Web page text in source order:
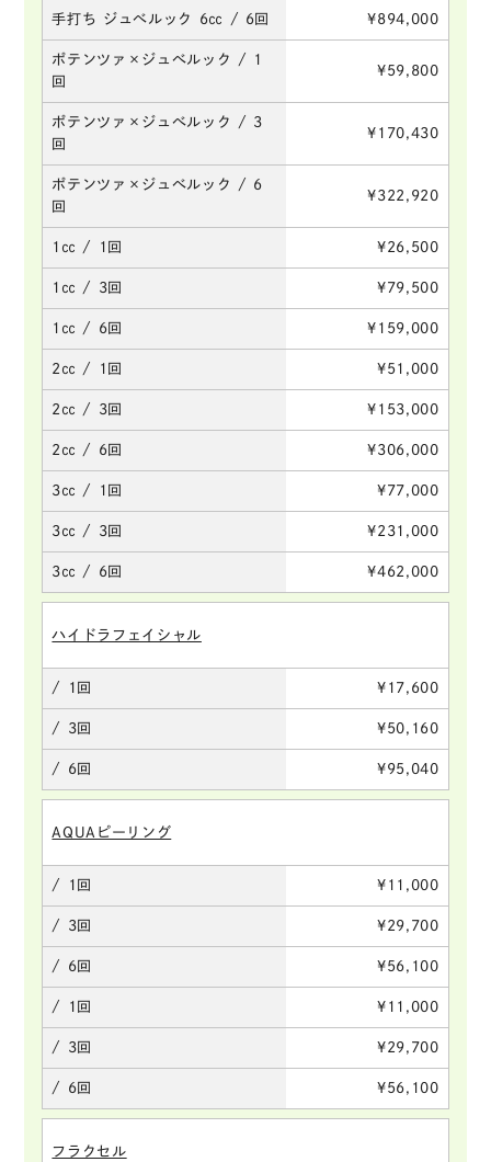
手打ち ジュべルック 6㏄ / 6回 ¥894,000
ポテンツァ×ジュべルック / 1
回
¥59,800
ポテンツァ×ジュべルック / 3
回
¥170,430
ポテンツァ×ジュべルック / 6
回
¥322,920
1㏄ / 1回 ¥26,500
1㏄ / 3回 ¥79,500
1㏄ / 6回 ¥159,000
2㏄ / 1回 ¥51,000
2㏄ / 3回 ¥153,000
2㏄ / 6回 ¥306,000
3㏄ / 1回 ¥77,000
3㏄ / 3回 ¥231,000
3㏄ / 6回 ¥462,000
ハイドラフェイシャル
/ 1回 ¥17,600
/ 3回 ¥50,160
/ 6回 ¥95,040
AQUAピーリング
/ 1回 ¥11,000
/ 3回 ¥29,700
/ 6回 ¥56,100
/ 1回 ¥11,000
/ 3回 ¥29,700
/ 6回 ¥56,100
フラクセル